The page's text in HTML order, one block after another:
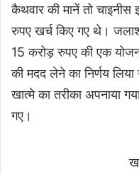
कैथवार की मानें तो
रुपए खर्च किए गए थे।
15 करोड़ रुपए की एक
की मदद लेने का निर्णय
खात्मे का तरीका अपनाया
गए।